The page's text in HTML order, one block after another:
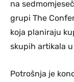
na
grupi The
koja planiraju
skupih artikala
Potrošnja je